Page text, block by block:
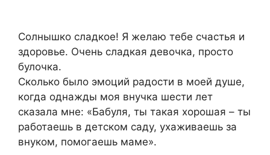
Солнышко сладкое! Я желаю тебе счастья и
здоровье. Очень сладкая девочка, просто
булочка.
Сколько было эмоций радости в моей душе,
когда однажды моя внучка шести лет
сказала мне: «Бабуля, ты такая хорошая – ты
работаешь в детском саду, ухаживаешь за
внуком, помогаешь маме».